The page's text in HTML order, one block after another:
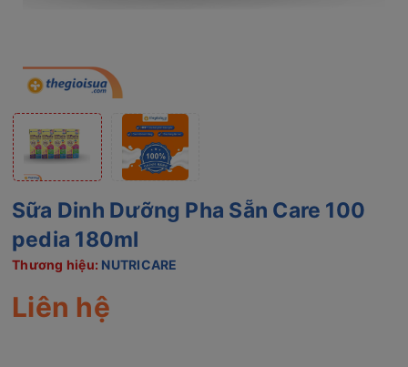
Sữa Dinh Dưỡng Pha Sẵn Care 100
pedia 180ml
Thương hiệu: NUTRICARE
Liên hệ